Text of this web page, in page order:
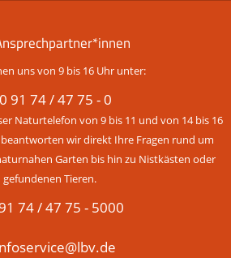
uns von 9 bis 16 Uhr unter:
0 91 74 / 47 75 - 0
Naturtelefon von 9 bis 11 und von 14 bis 16
wir direkt Ihre Fragen rund um
Garten bis hin zu Nistkästen oder
gefundenen Tieren.
74 / 47 75 - 5000